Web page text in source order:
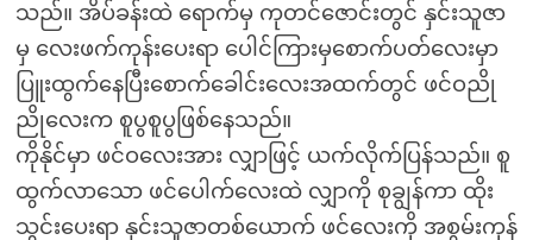
သည်။ အိပ်ခန်းထဲ ရောက်မှ ကုတင်ဇောင်းတွင် နှင်းသူဇာ
မှ လေးဖက်ကုန်းပေးရာ ပေါင်ကြားမှစောက်ပတ်လေးမှာ
ပြူးထွက်နေပြီးစောက်ခေါင်းလေးအထက်တွင် ဖင်ဝညို
ညိုလေးက စူပွစူပွဖြစ်နေသည်။
ကိုနိုင်မှာ ဖင်ဝလေးအား လျှာဖြင့် ယက်လိုက်ပြန်သည်။ စူ
ထွက်လာသော ဖင်ပေါက်လေးထဲ လျှာကို စုချွန်ကာ ထိုး
သွင်းပေးရာ နှင်းသူဇာတစ်ယောက် ဖင်လေးကို အစွမ်းကုန်